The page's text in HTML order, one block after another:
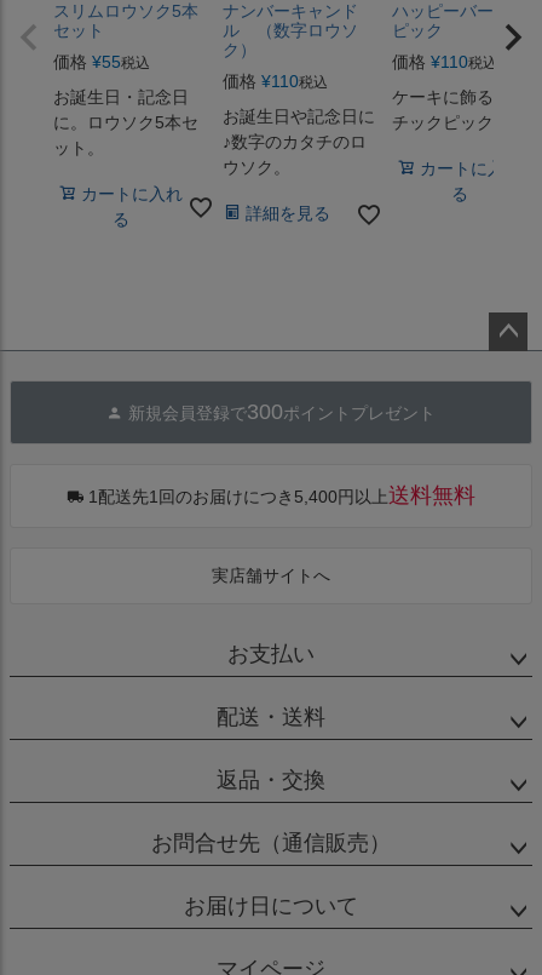
スリムロウソク5本
セット
価格 ¥55税込
お誕生日・記念日
に。ロウソク5本セ
ット。
カートに入れ
る
ナンバーキャンド
ル （数字ロウソ
ク）
価格 ¥110税込
お誕生日や記念日に
♪数字のカタチのロ
ウソク。
詳細を見る
ハッピーバースデ
ピック
価格 ¥110税込
ケーキに飾るプラ
チックピック
カートに入れ
る
へ
新規会員登録で300ポイントプレゼント
1配送先1回のお届けにつき5,400円以上送料無料
実店舗サイトへ
お支払い
配送・送料
返品・交換
お問合せ先（通信販売）
お届け日について
マイページ